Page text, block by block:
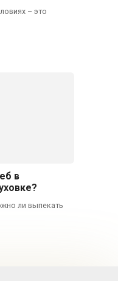
– это
в
ли выпекать